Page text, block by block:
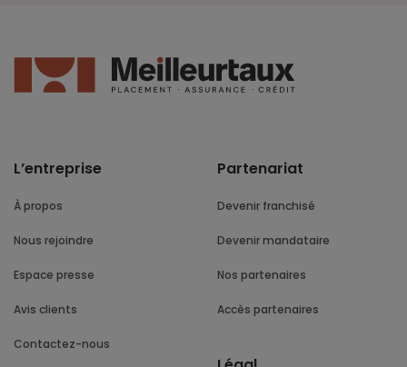
L’entreprise
À propos
Nous rejoindre
Espace presse
Avis clients
Contactez-nous
Partenariat
Devenir franchisé
Devenir mandataire
Nos partenaires
Accès partenaires